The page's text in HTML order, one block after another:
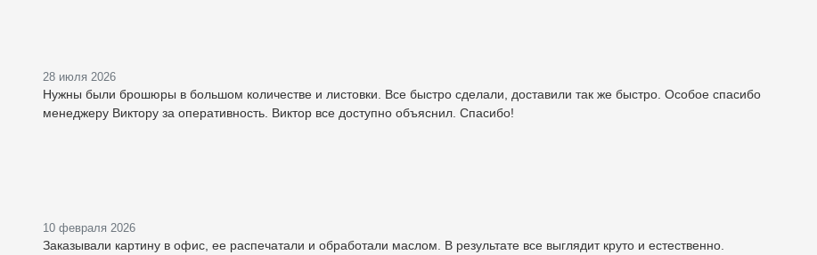
28 июля 2026
Нужны были брошюры в большом количестве и листовки. Все быстро сделали, доставили так же быстро. Особое спасибо
менеджеру Виктору за оперативность. Виктор все доступно объяснил. Спасибо!
10 февраля 2026
Заказывали картину в офис, ее распечатали и обработали маслом. В результате все выглядит круто и естественно.